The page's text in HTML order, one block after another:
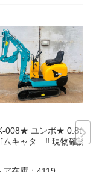
008★ ユンボ★ 0.8tク
ムキャタ ‼️ 現物確認